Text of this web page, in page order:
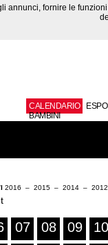
CALENDARIO
BAMBINI
2016 – 2015 – 2014 –
07 08 09
10
annunci, fornire le